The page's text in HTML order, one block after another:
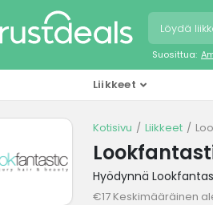
Suosittua:
Liikkeet
Kotisivu Liikkeet
Hyödynnä
€17 Keskimääräinen